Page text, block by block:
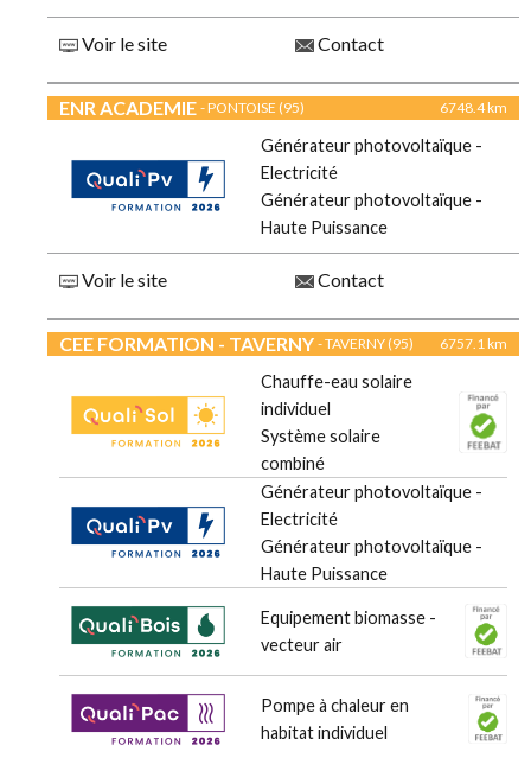
Voir le site Contact
ENR ACADEMIE - PONTOISE (95) 6748.4 km
Générateur photovoltaïque -
Electricité
Générateur photovoltaïque -
Haute Puissance
Voir le site Contact
CEE FORMATION - TAVERNY - TAVERNY (95) 6757.1 km
Chauffe-eau solaire
individuel
Système solaire
combiné
Générateur photovoltaïque -
Electricité
Générateur photovoltaïque -
Haute Puissance
Equipement biomasse -
vecteur air
Pompe à chaleur en
habitat individuel